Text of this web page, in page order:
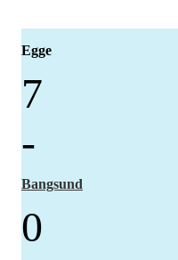
Egge
7
-
Bangsund
0